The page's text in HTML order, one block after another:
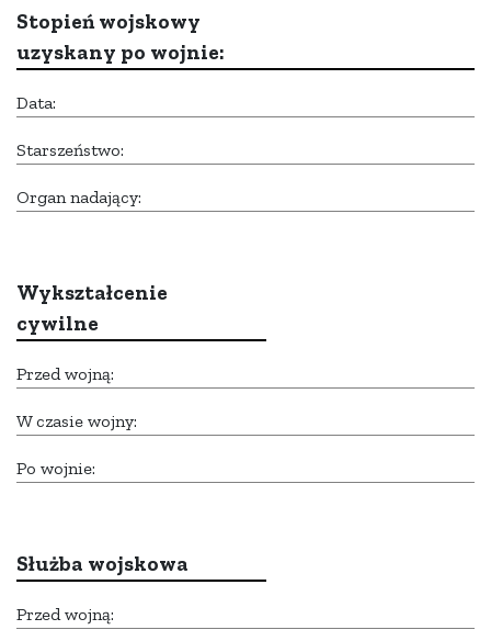
Stopień wojskowy
uzyskany po wojnie:
Data:
Starszeństwo:
Organ nadający:
Wykształcenie
cywilne
Przed wojną:
W czasie wojny:
Po wojnie:
Służba wojskowa
Przed wojną: